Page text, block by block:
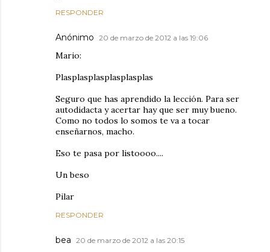
RESPONDER
Anónimo 20 de marzo de 2012 a las 19:06
Mario:
Plasplasplasplasplasplas
Seguro que has aprendido la lección. Para ser
autodidacta y acertar hay que ser muy bueno.
Como no todos lo somos te va a tocar
enseñarnos, macho.
Eso te pasa por listoooo....
Un beso
Pilar
RESPONDER
bea 20 de marzo de 2012 a las 20:15